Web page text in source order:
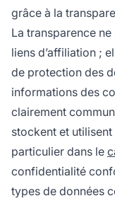
grâce à la
La transparence
liens d’affiliation ;
de protection des
informations des
clairement
stockent et
particulier dans le
confidentialité
types de données